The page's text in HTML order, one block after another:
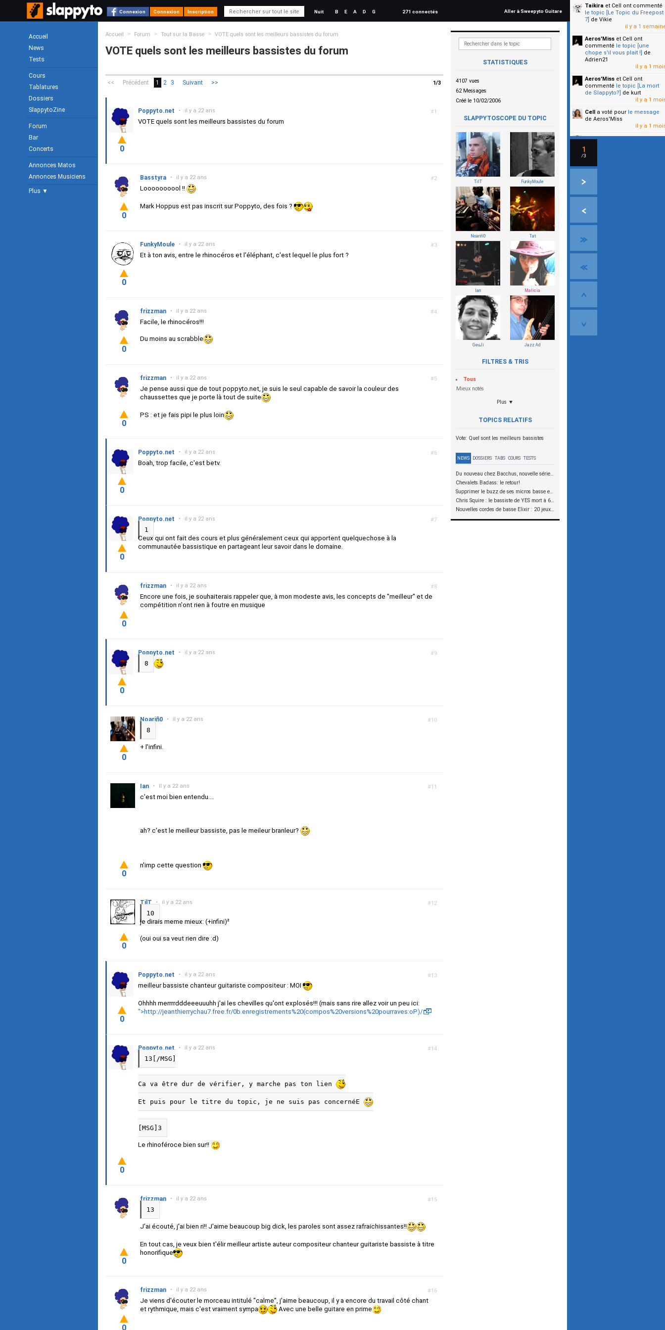
Connexion Connexion Inscription Nuit B E A D G 271 connectés Aller à Sweepyto Guitare
Accueil
News
Tests
Cours
Tablatures
Dossiers
SlappytoZine
Forum
Bar
Concerts
Annonces Matos
Annonces Musiciens
Plus ▼
Accueil > Forum > Tout sur la Basse > VOTE quels sont les meilleurs bassistes du forum
VOTE quels sont les meilleurs bassistes du forum
STATISTIQUES
4107 vues
62 Messages
Créé le 10/02/2006
SLAPPYTOSCOPE DU TOPIC
TilT FunkyMoule
Noariñ0 Tat
Ian Malicia
GeuJi Jazz Ad
FILTRES & TRIS
Tous
Mieux notés
Plus ▼
TOPICS RELATIFS
Vote: Quel sont les meilleurs bassistes
NEWS DOSSIERS TABS COURS TESTS
Du nouveau chez Bacchus, nouvelle série SCD
Chevalets Badass: le retour!
Supprimer le buzz de ses micros basse en reliant les aimants à la masse
Chris Squire : le bassiste de YES mort à 67 ans
Nouvelles cordes de basse Elixir : 20 jeux à tester !
1/3
<< Précédent 1 2 3 Suivant >>
#1
Poppyto.net • il y a 22 ans
VOTE quels sont les meilleurs bassistes du forum
0
#2
Basstyra • il y a 22 ans
Loooooooool !!
Mark Hoppus est pas inscrit sur Poppyto, des fois ?
0
#3
FunkyMoule • il y a 22 ans
Et à ton avis, entre le rhinocéros et l'éléphant, c'est lequel le plus fort ?
0
#4
frizzman • il y a 22 ans
Facile, le rhinocéros!!!
Du moins au scrabble
0
#5
frizzman • il y a 22 ans
Je pense aussi que de tout poppyto.net, je suis le seul capable de savoir la couleur des
chaussettes que je porte là tout de suite
PS : et je fais pipi le plus loin
0
#6
Poppyto.net • il y a 22 ans
Boah, trop facile, c'est betv.
0
#7
Poppyto.net • il y a 22 ans
1
Ceux qui ont fait des cours et plus généralement ceux qui apportent quelquechose à la
communautée bassistique en partageant leur savoir dans le domaine.
0
#8
frizzman • il y a 22 ans
Encore une fois, je souhaiterais rappeler que, à mon modeste avis, les concepts de "meilleur" et de
compétition n'ont rien à foutre en musique
0
#9
Poppyto.net • il y a 22 ans
8
0
#10
Noariñ0 • il y a 22 ans
8
+ l'infini.
0
#11
Ian • il y a 22 ans
c'est moi bien entendu....
ah? c'est le meilleur bassiste, pas le meileur branleur?
n'imp cette question
0
#12
TilT • il y a 22 ans
10
je dirais meme mieux: (+infini)²
(oui oui sa veut rien dire :d)
0
#13
Poppyto.net • il y a 22 ans
meilleur bassiste chanteur guitariste compositeur : MOI
Ohhhh merrrrdddeeeuuuhh j'ai les chevilles qu'ont explosés!!! (mais sans rire allez voir un peu ici:
">http://jeanthierrychau7.free.fr/0b.enregistrements%20(compos%20versions%20pourraves:oP)/
0
#14
Poppyto.net • il y a 22 ans
13[/MSG]
Ca va être dur de vérifier, y marche pas ton lien
Et puis pour le titre du topic, je ne suis pas concernéE
[MSG]3
Le rhinoféroce bien sur!!
0
#15
frizzman • il y a 22 ans
13
J'ai écouté, j'ai bien ri!! J'aime beaucoup big dick, les paroles sont assez rafraichissantes!!
En tout cas, je veux bien t'élir meilleur artiste auteur compositeur chanteur guitariste bassiste à titre
honorifique
0
#16
frizzman • il y a 22 ans
Je viens d'écouter le morceau intitulé "calme", j'aime beaucoup, il y a encore du travail côté chant
et rythmique, mais c'est vraiment sympa
Avec une belle guitare en prime
0
1
/3
Taikira et Cell ont commenté
le topic [Le Topic du Freepost
7] de Vikie
il y a 1
Aeros'Miss et Cell ont
commenté le topic [une
chope s'il vous plait !] de
Adrien21
il y a 1
Aeros'Miss et Cell ont
commenté le topic [La mort
de Slappyto?] de kurt
il y a 1
Cell a voté pour le message
de Aeros'Miss
il y a 1
Cella voté pourle message